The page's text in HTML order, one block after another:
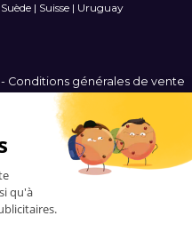
Suède| Suisse| Uruguay
- Conditions générales de vente
Plan du site